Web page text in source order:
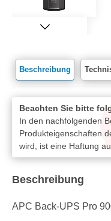
Beschreibung
Beachten Sie bitte
In den nachfolgenden
Produkteigenschaften
wird, ist eine Haftung
Beschreibung
APC Back-UPS Pro